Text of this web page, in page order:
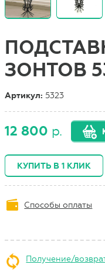
ЗОНТОВ
Артикул: 5323
12 800 р.
КУПИТЬ В 1 КЛИК
Способы оплаты
Получение/